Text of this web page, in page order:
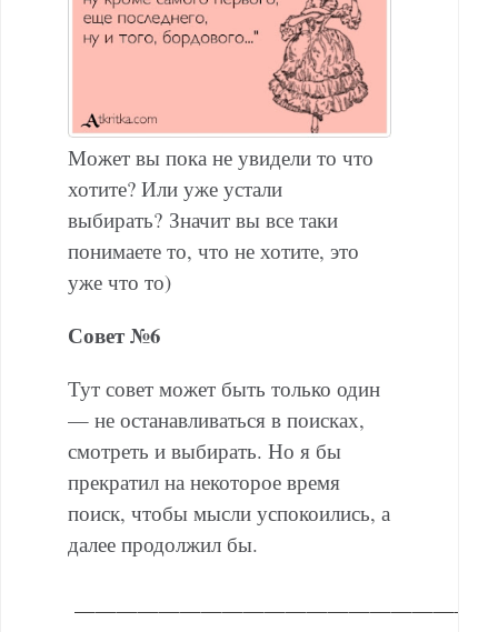
Может вы пока не увидели то что
хотите? Или уже устали
выбирать? Значит вы все таки
понимаете то, что не хотите, это
уже что то)
Совет №6
Тут совет может быть только один
— не останавливаться в поисках,
смотреть и выбирать. Но я бы
прекратил на некоторое время
поиск, чтобы мысли успокоились, а
далее продолжил бы.
———————————————————